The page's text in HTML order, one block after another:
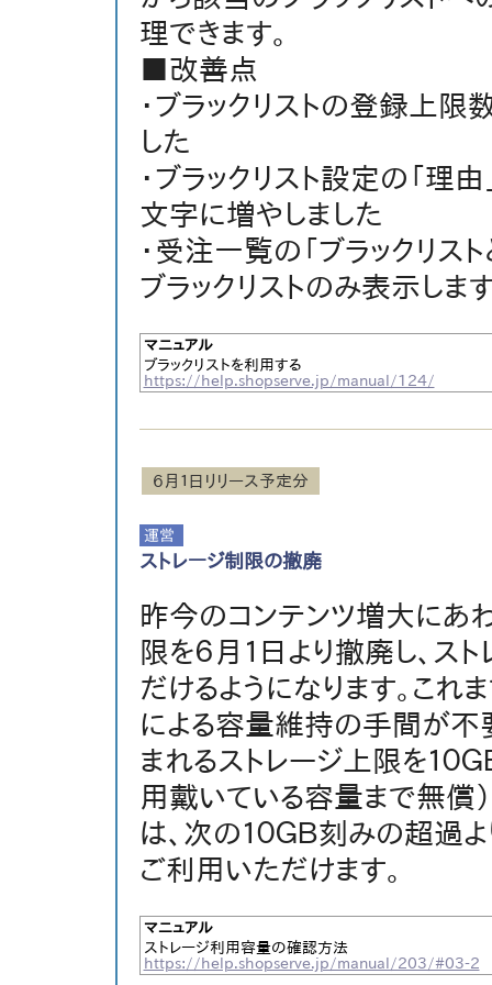
理できます。
■改善点
・ブラックリストの登録上限
した
・ブラックリスト設定の「理
文字に増やしました
・受注一覧の「ブラックリス
ブラックリストのみ表示しま
マニュアル
ブラックリストを利用する
https://help.shopserve.jp/manual/124/
６月１日リリース予定分
ストレージ制限の撤廃
昨今のコンテンツ増大にあ
限を６月１日より撤廃し、
だけるようになります。これ
による容量維持の手間が不
まれるストレージ上限を１０
用戴いている容量まで無償
は、次の１０ＧＢ刻みの超過よ
ご利用いただけます。
マニュアル
ストレージ利用容量の確認方法
https://help.shopserve.jp/manual/203/#03-2